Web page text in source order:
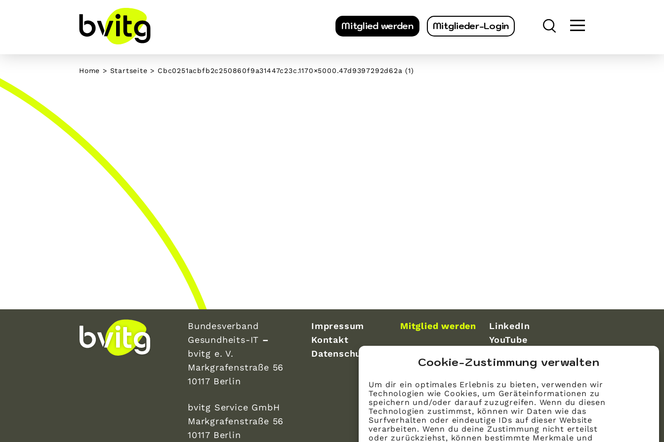
Cookie-Zustimmung verwalten
Um dir ein optimales Erlebnis zu bieten, verwenden wir
Technologien wie Cookies, um Geräteinformationen zu
speichern und/oder darauf zuzugreifen. Wenn du diesen
Technologien zustimmst, können wir Daten wie das
Surfverhalten oder eindeutige IDs auf dieser Website
verarbeiten. Wenn du deine Zustimmung nicht erteilst
oder zurückziehst, können bestimmte Merkmale und
Mitglied werden Mitglieder-Login
Home > Startseite > Cbc0251acbfb2c250860f9a31447c23c.1170×5000.47d9397292d62a (1)
Bundesverband
Gesundheits-IT –
bvitg e. V.
Markgrafenstraße 56
10117 Berlin
bvitg Service GmbH
Markgrafenstraße 56
10117 Berlin
Impressum
Kontakt
Datenschutz
Mitglied werden
LinkedIn
YouTube